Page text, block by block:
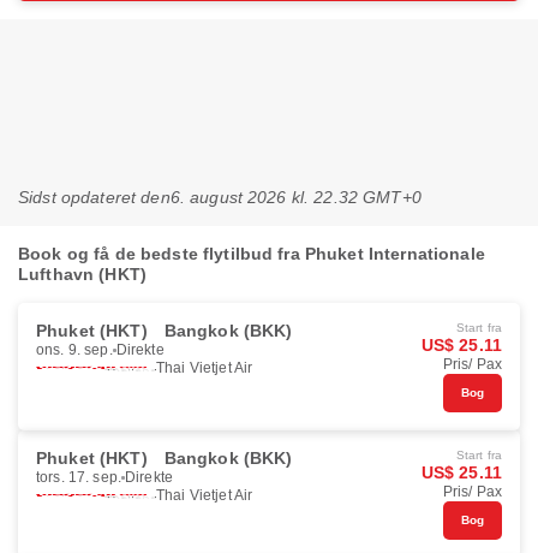
Sidst opdateret den6. august 2026 kl. 22.32 GMT+0
Book og få de bedste flytilbud fra Phuket Internationale
Lufthavn (HKT)
Phuket (HKT) Bangkok (BKK)
ons. 9. sep. Direkte
Thai Vietjet Air
Start fra
US$ 25.11
Pris/ Pax
Bog
Phuket (HKT) Bangkok (BKK)
tors. 17. sep. Direkte
Thai Vietjet Air
Start fra
US$ 25.11
Pris/ Pax
Bog